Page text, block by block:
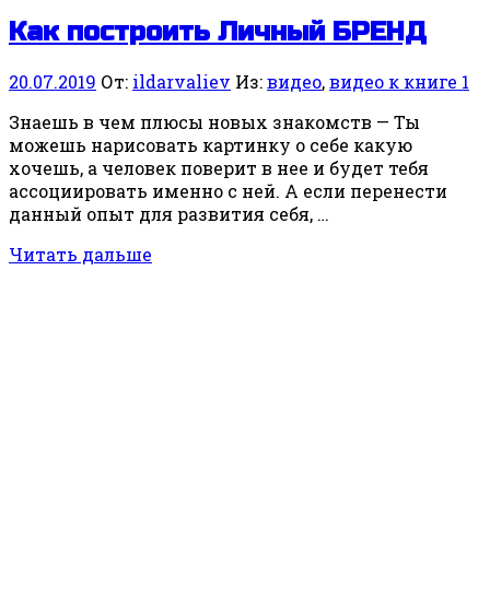
Как построить Личный БРЕНД
20.07.2019 От: ildarvaliev Из:видео,видео к книге 1
Знаешь в чем плюсы новых знакомств — Ты
можешь нарисовать картинку о себе какую
хочешь, а человек поверит в нее и будет тебя
ассоциировать именно с ней. А если перенести
данный опыт для развития себя, …
Читать дальше